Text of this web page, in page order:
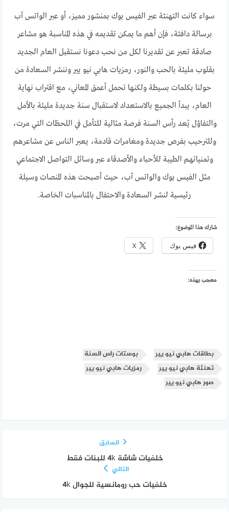
سواء كانت التهنئة عبر الفيس بوك بمنشور مميز، أو عبر الواتس آب
برسالة دافئة، فإن أهم ما يمكن تقديمه في هذه المناسبة هو مشاعر
صادقة تعبر عن تقديرنا لكل من نحب دعونا نستقبل العام الجديد
بقلوب مليئة بالحب والنور، رمزيات هابي نيو يير وننشر السعادة من
حولنا بكلمات بسيطة ولكنها تحمل أعمق المعاني، مع اقتراب نهاية
العام، يبدأ الجميع بالاستعداد لاستقبال سنة جديدة مليئة بالأمل
والتفاؤل يُعد رأس السنة فرصة مثالية للتأمل في اللحظات التي مرت،
وللترحيب بفرص جديدة ومغامرات قادمة، يعبر الناس عن مشاعرهم
وتمنياتهم الطيبة للأحباء والأصدقاء عبر وسائل التواصل الاجتماعي
مثل الفيس بوك والواتس آب، حيث أصبحت هذه المنصات وسيلة
رئيسية لنشر السعادة والاحتفال بالمناسبات الخاصة.
شارك هذا الموضوع:
فيس بوك X
معجب بهذه:
بطاقات هابي نيو يير
بوستات راس السنة
تهنئة هابي نيو يير
رمزيات هابي نيو يير
صور هابي نيو يير
السابق
خلفيات شاشة 4k للبنات فقط
التالي
خلفيات حب رومانسية للجوال 4k